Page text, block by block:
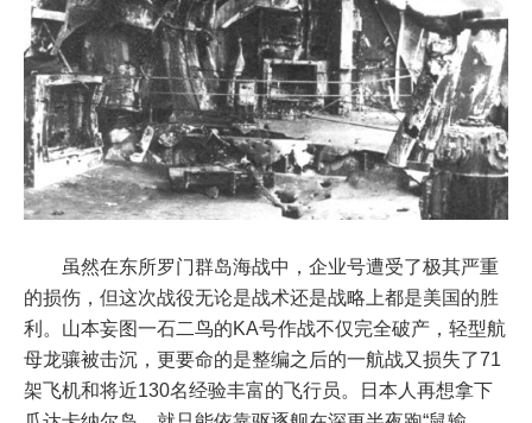
虽然在东所罗门群岛海战中，企业号遭受了极其严重
的损伤，但这次战役无论是战术还是战略上都是美国的胜
利。山本妄图一石二鸟的KA号作战不仅完全破产，轻型航
母龙骧被击沉，更要命的是整编之后的一航战又损失了71
架飞机和将近130名经验丰富的飞行员。日本人再想拿下